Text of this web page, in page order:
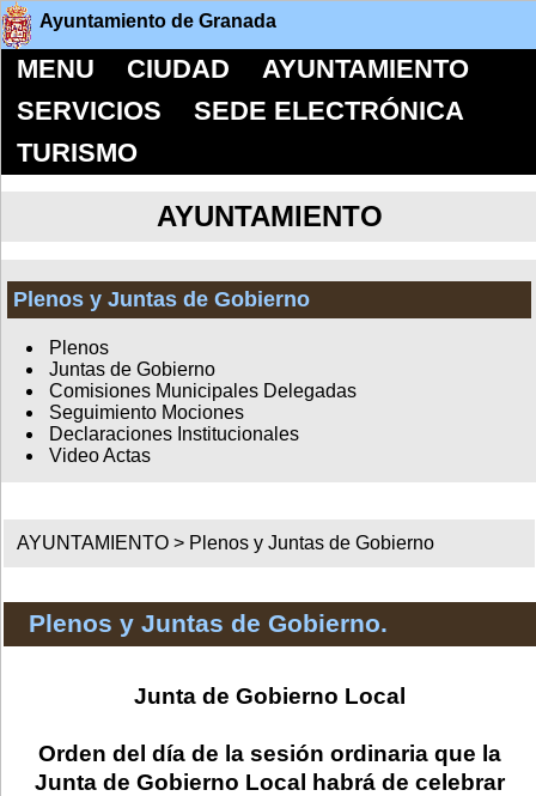
Ayuntamiento de Granada
MENU CIUDAD
AYUNTAMIENTO
SERVICIOS
SEDE ELECTRÓNICA
TURISMO
AYUNTAMIENTO
Plenos y Juntas de Gobierno
Plenos
Juntas de Gobierno
Comisiones Municipales Delegadas
Seguimiento Mociones
Declaraciones Institucionales
Video Actas
AYUNTAMIENTO > Plenos y Juntas de Gobierno
Plenos y Juntas de Gobierno.
Junta de Gobierno Local
Orden del día de la sesión ordinaria que la
Junta de Gobierno Local habrá de celebrar